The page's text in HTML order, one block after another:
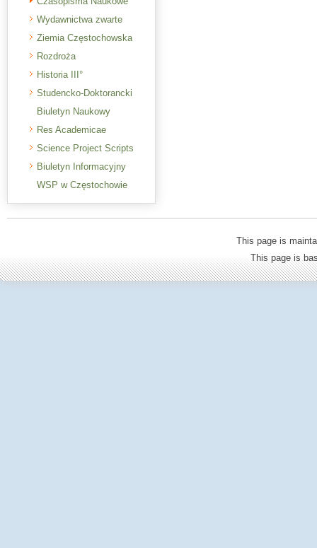
Wydawnictwa zwarte
Ziemia Częstochowska
Rozdroża
Historia III°
Studencko-Doktorancki
Biuletyn Naukowy
Res Academicae
Science Project Scripts
Biuletyn Informacyjny
WSP w Częstochowie
This page is
This page is